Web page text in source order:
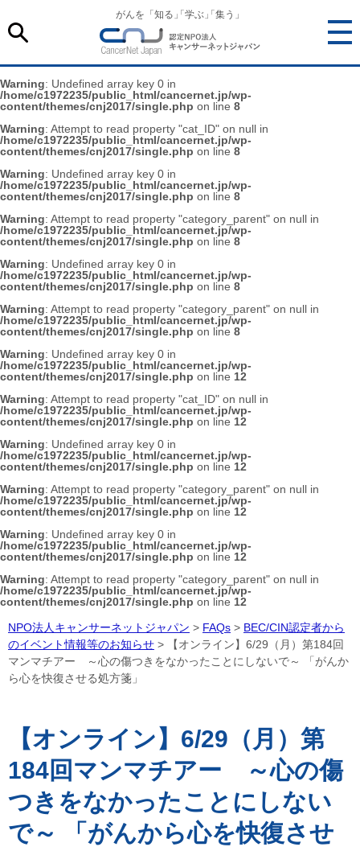
がんを「知る 「学ぶ 「集う」
Warning: Undefined array key 0 in
/home/c1972235/public_html/cancernet.jp/wp-
content/themes/cnj2017/single.php on line 8
Warning: Attempt to read property "cat_ID" on null in
/home/c1972235/public_html/cancernet.jp/wp-
content/themes/cnj2017/single.php on line 8
Warning: Undefined array key 0 in
/home/c1972235/public_html/cancernet.jp/wp-
content/themes/cnj2017/single.php on line 8
Warning: Attempt to read property "category_parent" on null in
/home/c1972235/public_html/cancernet.jp/wp-
content/themes/cnj2017/single.php on line 8
Warning: Undefined array key 0 in
/home/c1972235/public_html/cancernet.jp/wp-
content/themes/cnj2017/single.php on line 8
Warning: Attempt to read property "category_parent" on null in
/home/c1972235/public_html/cancernet.jp/wp-
content/themes/cnj2017/single.php on line 8
Warning: Undefined array key 0 in
/home/c1972235/public_html/cancernet.jp/wp-
content/themes/cnj2017/single.php on line 12
Warning: Attempt to read property "cat_ID" on null in
/home/c1972235/public_html/cancernet.jp/wp-
content/themes/cnj2017/single.php on line 12
Warning: Undefined array key 0 in
/home/c1972235/public_html/cancernet.jp/wp-
content/themes/cnj2017/single.php on line 12
Warning: Attempt to read property "category_parent" on null in
/home/c1972235/public_html/cancernet.jp/wp-
content/themes/cnj2017/single.php on line 12
Warning: Undefined array key 0 in
/home/c1972235/public_html/cancernet.jp/wp-
content/themes/cnj2017/single.php on line 12
Warning: Attempt to read property "category_parent" on null in
/home/c1972235/public_html/cancernet.jp/wp-
content/themes/cnj2017/single.php on line 12
NPO法人キャンサーネットジャパン > FAQs > BEC/CIN認定者から
のイベント情報等のお知らせ >
【オンライン】6/29（月）第184回
マンマチアー ～心の傷つきをなかったことにしないで～ 「がんか
ら心を快復させる処方箋」
【オンライン】6/29（月）第
184回マンマチアー ～心の傷
つきをなかったことにしない
で～ 「がんから心を快復させ